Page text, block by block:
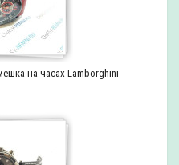
на часах Lamborghini